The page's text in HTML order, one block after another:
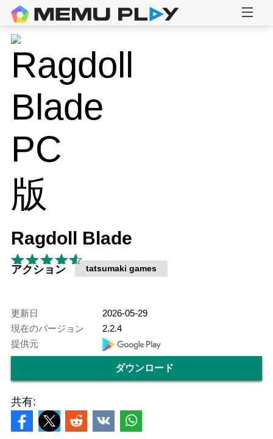
Ragdoll Blade
アクション tatsumaki games
更新日
2026-05-29
現在のバージョン
2.2.4
提供元
ダウンロード
共有: